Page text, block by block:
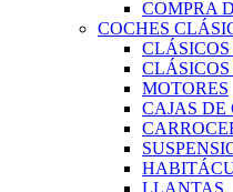
COMPRA
COCHES
MOTORES
CAJAS DE
LLANTAS